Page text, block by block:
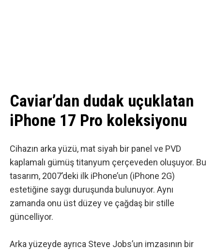
Caviar’dan dudak uçuklatan
iPhone 17 Pro koleksiyonu
Cihazın arka yüzü, mat siyah bir panel ve PVD
kaplamalı gümüş titanyum çerçeveden oluşuyor. Bu
tasarım, 2007’deki ilk iPhone’un (iPhone 2G)
estetiğine saygı duruşunda bulunuyor. Aynı
zamanda onu üst düzey ve çağdaş bir stille
güncelliyor.
Arka yüzeyde ayrıca Steve Jobs’un imzasının bir